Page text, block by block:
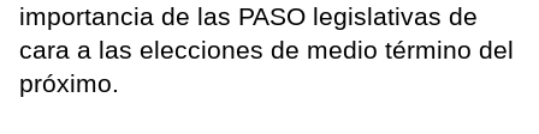
importancia de las PASO legislativas de
cara a las elecciones de medio término del
próximo.